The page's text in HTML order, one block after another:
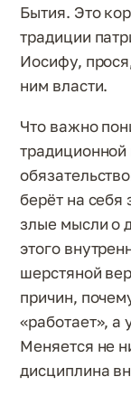
Бытия. Это
традиции
Иосифу,
ним власти.
Что важно
берёт на себя
злые мысли о
этого
шерстяной
причин,
«работает», а
Меняется не
дисциплина